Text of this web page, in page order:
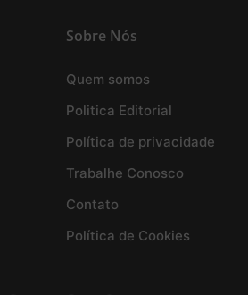
Sobre Nós
Quem somos
Politica Editorial
Política de privacidade
Trabalhe Conosco
Contato
Política de Cookies